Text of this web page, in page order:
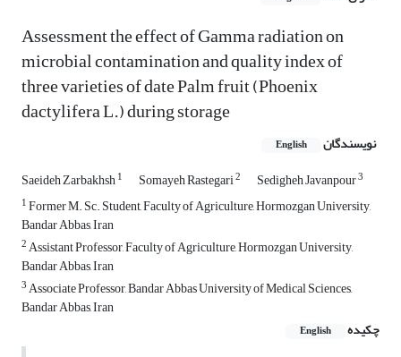
Assessment the effect of Gamma radiation on
microbial contamination and quality index of
three varieties of date Palm fruit (Phoenix
dactylifera L.) during storage
نویسندگان English
Saeideh Zarbakhsh1 Somayeh Rastegari2 Sedigheh Javanpour3
1Former M. Sc. Student, Faculty of Agriculture, Hormozgan University,
Bandar Abbas, Iran
2Assistant Professor, Faculty of Agriculture, Hormozgan University,
Bandar Abbas, Iran
3Associate Professor, Bandar Abbas University of Medical Sciences,
Bandar Abbas, Iran
چکیده
English